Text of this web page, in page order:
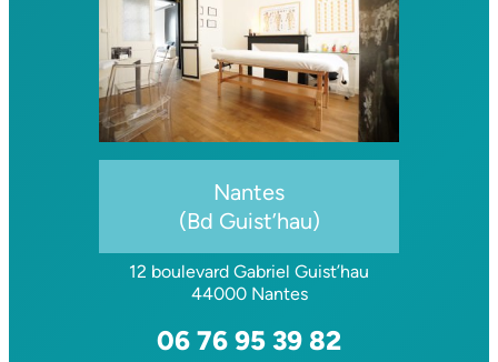
Nantes
(Bd Guist’hau)
12 boulevard Gabriel Guist’hau
44000 Nantes
06 76 95 39 82